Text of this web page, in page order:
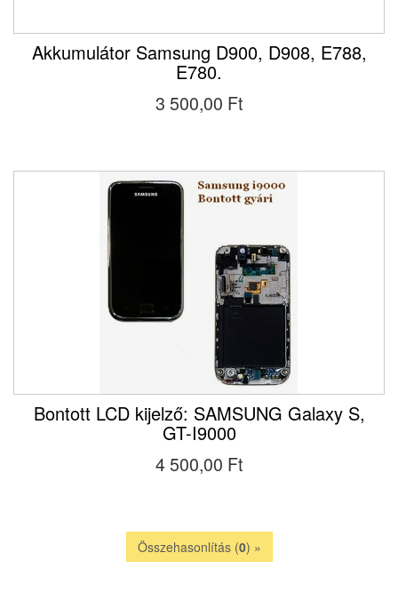
Akkumulátor Samsung D900, D908, E788,
E780.
3 500,00 Ft‎
Bontott LCD kijelző: SAMSUNG Galaxy S,
GT-I9000
4 500,00 Ft‎
Összehasonlítás (0) »